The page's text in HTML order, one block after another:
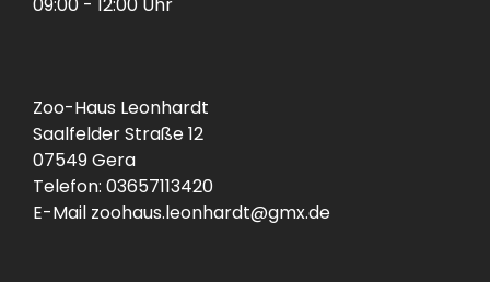
09:00 - 12:00 Uhr
Zoo-Haus Leonhardt
Saalfelder Straße 12
07549 Gera
Telefon: 03657113420
E-Mail zoohaus.leonhardt@gmx.de